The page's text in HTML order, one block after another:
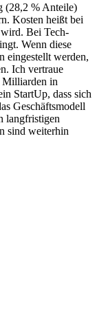
(28,2 % Anteile)
Kosten heißt bei
Bei Tech-
Wenn diese
eingestellt werden,
Ich vertraue
Milliarden in
StartUp, dass sich
Geschäftsmodell
langfristigen
sind weiterhin